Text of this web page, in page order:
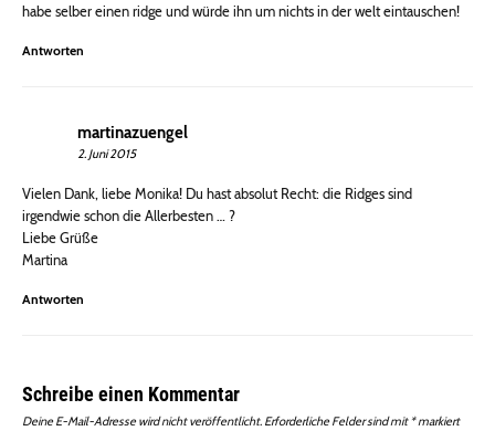
habe selber einen ridge und würde ihn um nichts in der welt eintauschen!
Antworten
martinazuengel
2. Juni 2015
Vielen Dank, liebe Monika! Du hast absolut Recht: die Ridges sind
irgendwie schon die Allerbesten … ?
Liebe Grüße
Martina
Antworten
Schreibe einen Kommentar
Deine E-Mail-Adresse wird nicht veröffentlicht. Erforderliche Felder sind mit *markiert